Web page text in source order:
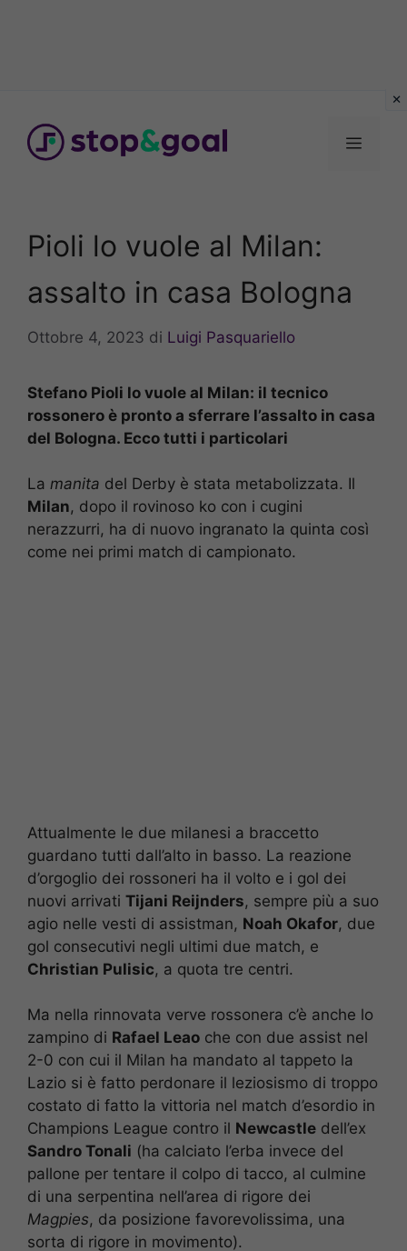
contenuto
Menu
Pioli lo vuole al Milan:
assalto in casa Bologna
Ottobre 4, 2023 di Luigi Pasquariello
Stefano Pioli lo vuole al Milan: il tecnico
rossonero è pronto a sferrare l’assalto in casa
del Bologna. Ecco tutti i particolari
La manita del Derby è stata metabolizzata. Il
Milan, dopo il rovinoso ko con i cugini
nerazzurri, ha di nuovo ingranato la quinta così
come nei primi match di campionato.
Attualmente le due milanesi a braccetto
guardano tutti dall’alto in basso. La reazione
d’orgoglio dei rossoneri ha il volto e i gol dei
nuovi arrivati Tijani Reijnders, sempre più a suo
agio nelle vesti di assistman, Noah Okafor, due
gol consecutivi negli ultimi due match, e
Christian Pulisic, a quota tre centri.
Ma nella rinnovata verve rossonera c’è anche lo
zampino di Rafael Leao che con due assist nel
2-0 con cui il Milan ha mandato al tappeto la
Lazio si è fatto perdonare il leziosismo di troppo
costato di fatto la vittoria nel match d’esordio in
Champions League contro il Newcastle dell’ex
Sandro Tonali (ha calciato l’erba invece del
pallone per tentare il colpo di tacco, al culmine
di una serpentina nell’area di rigore dei
Magpies, da posizione favorevolissima, una
sorta di rigore in movimento).